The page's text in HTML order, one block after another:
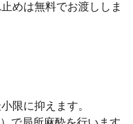
めは無料でお渡ししま
限に抑えます。